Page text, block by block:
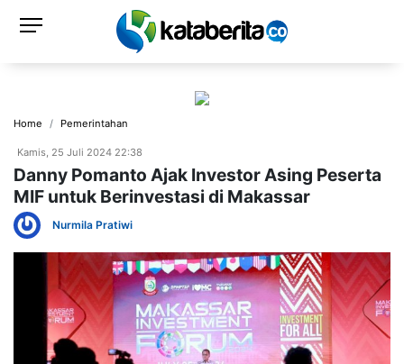
Home Pemerintahan
Kamis, 25 Juli 2024 22:38
Danny Pomanto Ajak Investor Asing Peserta
MIF untuk Berinvestasi di Makassar
Nurmila Pratiwi